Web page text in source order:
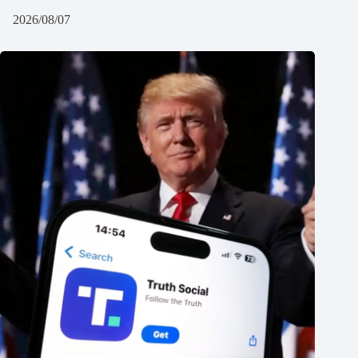
2026/08/07